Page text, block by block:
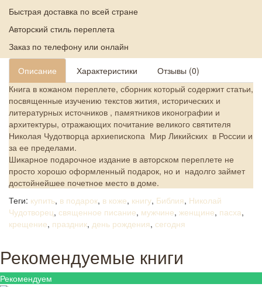
Быстрая доставка по всей стране
Авторский стиль переплета
Заказ по телефону или онлайн
Описание Характеристики
Отзывы (0)
Книга в кожаном переплете, сборник который содержит статьи,
посвященные изучению текстов жития, исторических и
литературных источников , памятников иконографии и
архитектуры, отражающих почитание великого святителя
Николая Чудотворца архиепископа Мир Ликийских в России и
за ее пределами.
Шикарное подарочное издание в авторском переплете не
просто хорошо оформленный подарок, но и надолго займет
достойнейшее почетное место в доме.
Теги: купить, в подарок, в коже, книгу, Библия, Николай
Чудотворец, священное писание, мужчине, женщине, пасха,
крещение, праздник, день рождения, сегодня
Рекомендуемые книги
Рекомендуем